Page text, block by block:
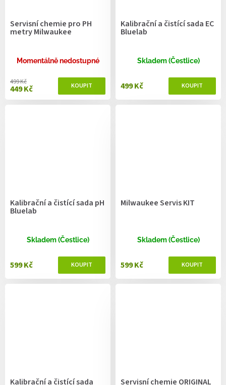
Servisní chemie pro PH
metry Milwaukee
Momentálně nedostupné
449 Kč
499 Kč
Kalibrační a čistící sada EC
Bluelab
Skladem (Čestlice)
499 Kč
Kalibrační a čistící sada pH
Bluelab
Skladem (Čestlice)
599 Kč
Milwaukee Servis KIT
Skladem (Čestlice)
599 Kč
Kalibrační a čistící sada Servisní chemie ORIGINAL